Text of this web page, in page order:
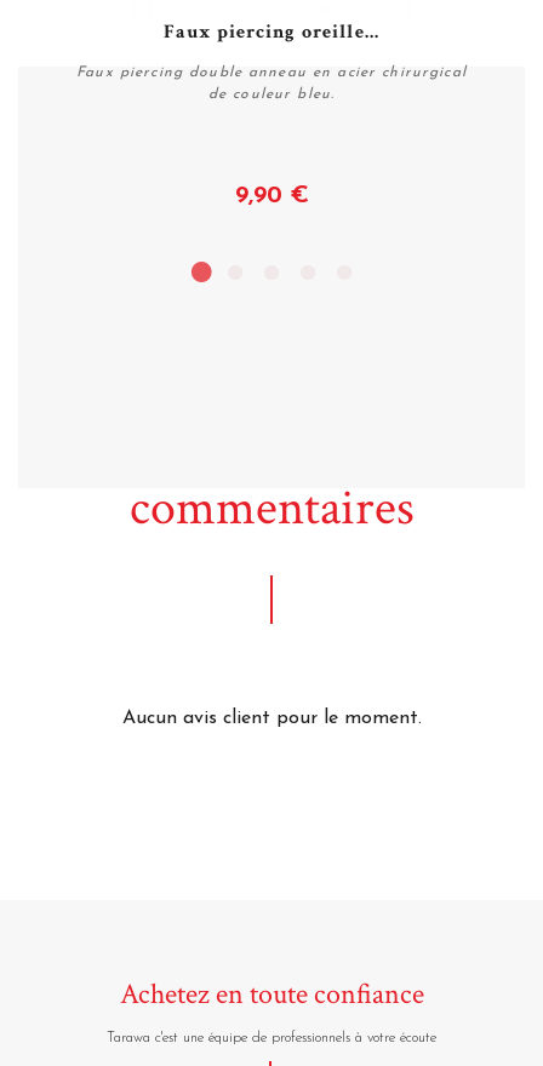
Faux piercing oreille...
Faux piercing double anneau en acier chirurgical
de couleur bleu.
9,90 €
commentaires
Aucun avis client pour le moment.
Achetez en toute confiance
Tarawa c'est une équipe de professionnels à votre écoute